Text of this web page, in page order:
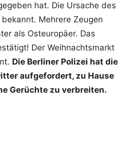
hat. Die Ursache des
Mehrere Zeugen
als Osteuropäer. Das
Der Weihnachtsmarkt
Die Berliner Polizei hat die
aufgefordert, zu Hause
Gerüchte zu verbreiten.